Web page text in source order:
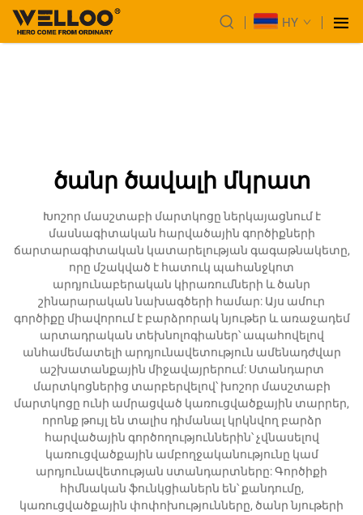
HY
ծանր ծավալի մկրատ
Խոշոր մասշտաբի մարտկոցը ներկայացնում է
մասնագիտական հարվածային գործիքների
ճարտարագիտական կատարելության գագաթնակետը,
որը մշակված է հատուկ պահանջկոտ
արդյունաբերական կիրառումների և ծանր
շինարարական նախագծերի համար: Այս ամուր
գործիքը միավորում է բարձրորակ նյութեր և առաջադեմ
արտադրական տեխնոլոգիաներ՝ ապահովելով
անհամեմատելի արդյունավետություն ամենադժվար
աշխատանքային միջավայրերում: Ստանդարտ
մարտկոցներից տարբերվելով՝ խոշոր մասշտաբի
մարտկոցը ունի ամրացված կառուցվածքային տարրեր,
որոնք թույլ են տալիս դիմանալ կրկնվող բարձր
հարվածային գործողություններին՝ չվնասելով
կառուցվածքային ամբողջականությունը կամ
արդյունավետության ստանդարտները: Գործիքի
հիմնական ֆունկցիաներն են՝ քանդումը,
կառուցվածքային փոփոխությունները, ծանր նյութերի